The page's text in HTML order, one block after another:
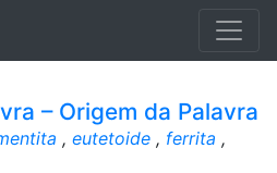
– Origem da Palavra
, eutetoide , ferrita ,